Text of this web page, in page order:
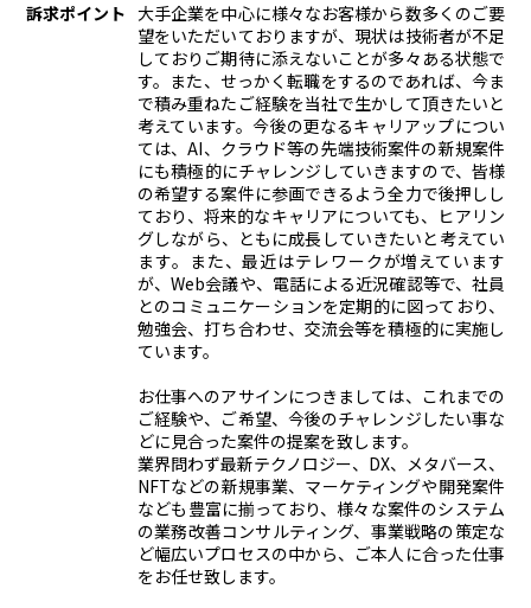
訴求ポイント 大手企業を中心に様々なお客様から数多くのご要
望をいただいておりますが、現状は技術者が不足
しておりご期待に添えないことが多々ある状態で
す。また、せっかく転職をするのであれば、今ま
で積み重ねたご経験を当社で生かして頂きたいと
考えています。今後の更なるキャリアップについ
ては、AI、クラウド等の先端技術案件の新規案件
にも積極的にチャレンジしていきますので、皆様
の希望する案件に参画できるよう全力で後押しし
ており、将来的なキャリアについても、ヒアリン
グしながら、ともに成長していきたいと考えてい
ます。また、最近はテレワークが増えています
が、Web会議や、電話による近況確認等で、社員
とのコミュニケーションを定期的に図っており、
勉強会、打ち合わせ、交流会等を積極的に実施し
ています。
お仕事へのアサインにつきましては、これまでの
ご経験や、ご希望、今後のチャレンジしたい事な
どに見合った案件の提案を致します。
業界問わず最新テクノロジー、DX、メタバース、
NFTなどの新規事業、マーケティングや開発案件
なども豊富に揃っており、様々な案件のシステム
の業務改善コンサルティング、事業戦略の策定な
ど幅広いプロセスの中から、ご本人に合った仕事
をお任せ致します。